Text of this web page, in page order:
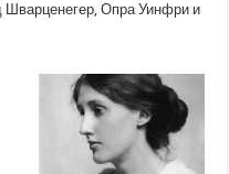
Шварценегер, Опра Уинфри и